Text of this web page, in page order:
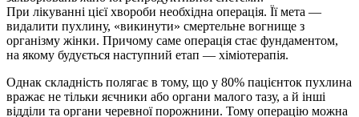
При лікуванні цієї хвороби необхідна операція. Її мета —
видалити пухлину, «викинути» смертельне вогнище з
організму жінки. Причому саме операція стає фундаментом,
на якому будується наступний етап — хіміотерапія.
Однак складність полягає в тому, що у 80% пацієнток пухлина
вражає не тільки яєчники або органи малого тазу, а й інші
відділи та органи черевної порожнини. Тому операцію можна